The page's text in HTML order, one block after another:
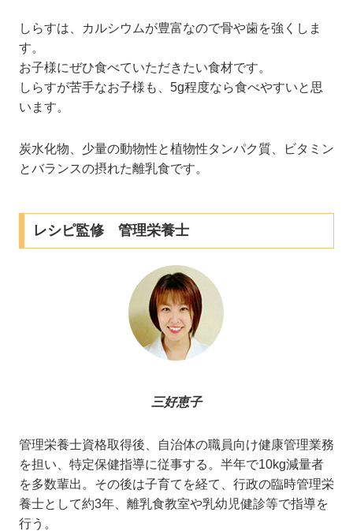
しらすは、カルシウムが豊富なので骨や歯を強くしま
す。
お子様にぜひ食べていただきたい食材です。
しらすが苦手なお子様も、5g程度なら食べやすいと思
います。
炭水化物、少量の動物性と植物性タンパク質、ビタミン
とバランスの摂れた離乳食です。
レシピ監修 管理栄養士
三好恵子
管理栄養士資格取得後、自治体の職員向け健康管理業務
を担い、特定保健指導に従事する。半年で10kg減量者
を多数輩出。その後は子育てを経て、行政の臨時管理栄
養士として約3年、離乳食教室や乳幼児健診等で指導を
行う。